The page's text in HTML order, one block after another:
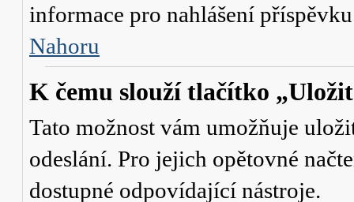
informace pro nahlášení
Nahoru
K čemu slouží tlačítko
Tato možnost vám umožňuje
odeslání. Pro jejich opětovné
dostupné odpovídající nástroje.